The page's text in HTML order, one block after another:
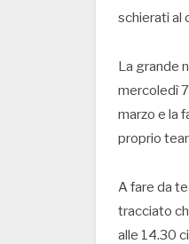
schierati al
La grande
mercoledì
marzo e la
proprio
A fare da
tracciato
alle 14.30